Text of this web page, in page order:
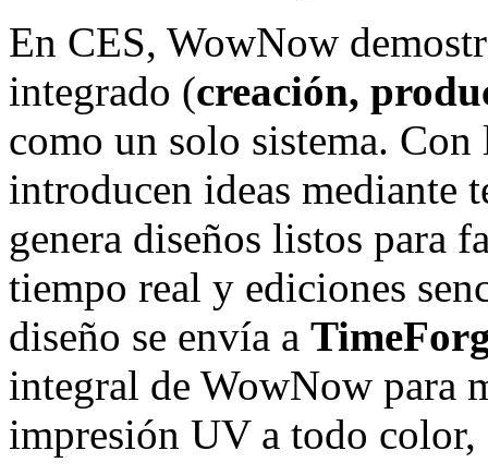
En CES, WowNow
integrado (creación,
como un solo sistema.
introducen ideas mediante
genera diseños listos para
tiempo real y ediciones
diseño se envía a
integral de WowNow para
impresión UV a todo